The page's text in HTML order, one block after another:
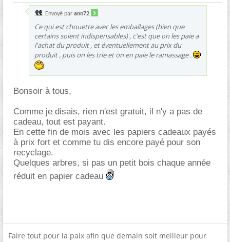
Envoyé par ann72
Ce qui est chouette avec les emballages (bien que
certains soient indispensables) , c'est que on les paie a
l'achat du produit , et éventuellement au prix du
produit , puis on les trie et on en paie le ramassage .
Bonsoir à tous,
Comme je disais, rien n'est gratuit, il n'y a pas de
cadeau, tout est payant.
En cette fin de mois avec les papiers cadeaux payés
à prix fort et comme tu dis encore payé pour son
recyclage.
Quelques arbres, si pas un petit bois chaque année
réduit en papier cadeau
Faire tout pour la paix afin que demain soit meilleur pour